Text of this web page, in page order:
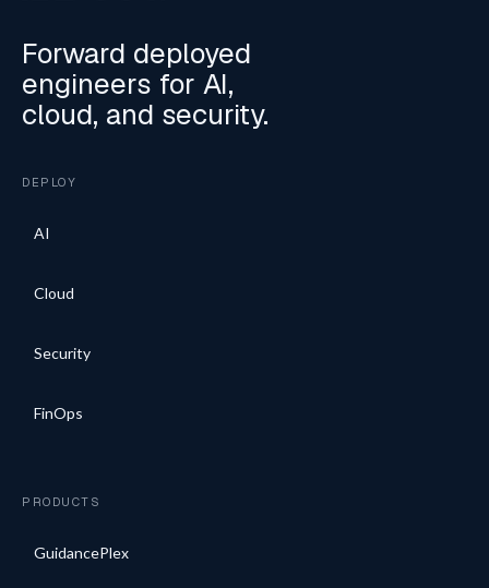
Forward deployed
engineers for AI,
cloud, and security.
DEPLOY
AI
Cloud
Security
FinOps
PRODUCTS
GuidancePlex